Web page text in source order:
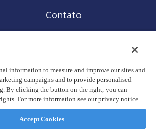
Contato
STERIS plc. Todos os direitos reservados.
Sir John Rogerson's Quay, Dublin 2 Ireland
information to measure and improve our sites and
campaigns and to provide personalised
By clicking the button on the right, you can
For more information see our privacy notice.
Accept Cookies